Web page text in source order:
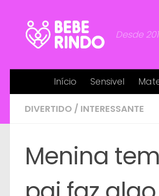
Desde
Início Sensivel
DIVERTIDO / INTERESSANTE
Menina